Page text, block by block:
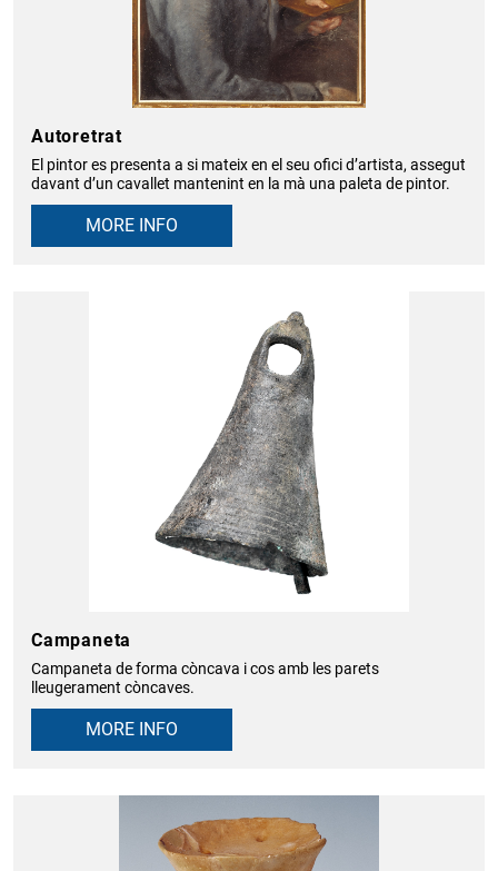
Autoretrat
El pintor es presenta a si mateix en el seu ofici d’artista, assegut
davant d’un cavallet mantenint en la mà una paleta de pintor.
MORE INFO
Campaneta
Campaneta de forma còncava i cos amb les parets
lleugerament còncaves.
MORE INFO